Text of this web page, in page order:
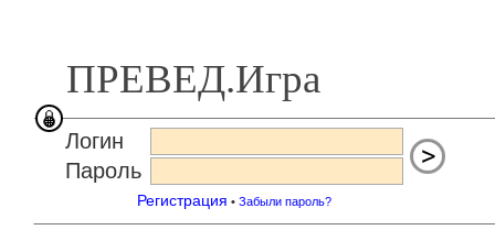
ПРЕВЕД.Игра
Логин
Пароль
Регистрация • Забыли пароль?